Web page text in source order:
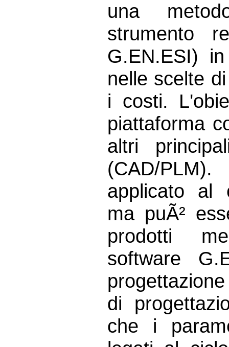
una
strumento
G.EN.ESI)
nelle scelte
i costi.
piattaforma
altri
(CAD/
applicato al
ma puÃ²
prodotti
software
di
che i